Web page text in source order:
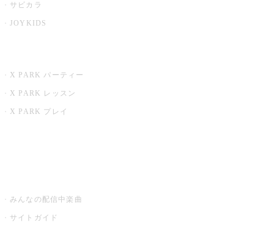
サビカラ
JOYKIDS
X PARK パーティー
X PARK レッスン
X PARK プレイ
みんなの配信中楽曲
サイトガイド